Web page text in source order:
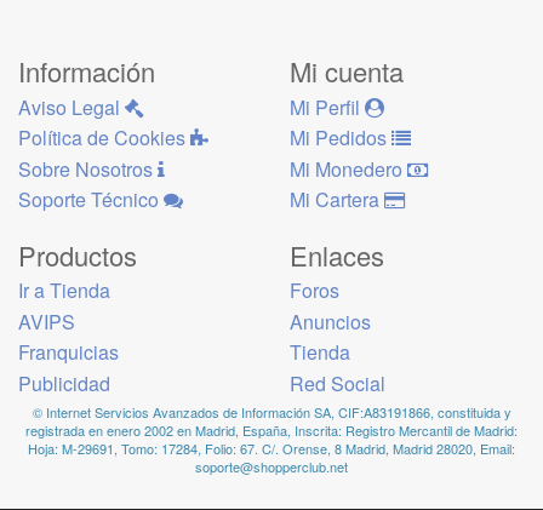
Información
Aviso Legal
Política de Cookies
Sobre Nosotros
Soporte Técnico
Mi cuenta
Mi Perfil
Mi Pedidos
Mi Monedero
Mi Cartera
Productos
Ir a Tienda
AVIPS
Franquicias
Publicidad
Enlaces
Foros
Anuncios
Tienda
Red Social
© Internet Servicios Avanzados de Información SA, CIF:A83191866, constituida y
registrada en enero 2002 en Madrid, España, Inscrita: Registro Mercantil de Madrid:
Hoja: M-29691, Tomo: 17284, Folio: 67. C/. Orense, 8 Madrid, Madrid 28020, Email:
soporte@shopperclub.net